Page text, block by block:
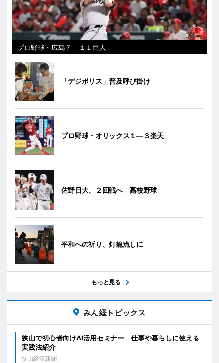
プロ野球・広島７―１１巨人
「デジポリス」普及呼び掛け
プロ野球・オリックス１―３楽天
佐野日大、２回戦へ 高校野球
平和への祈り、灯籠流しに
もっと見る
みん経トピックス
狭山で初心者向けAI活用セミナー 仕事や暮らしに使える
実践法紹介
狭山経済新聞